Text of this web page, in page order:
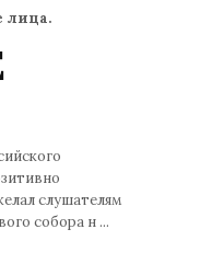
лица.
слушателям
собора н ...